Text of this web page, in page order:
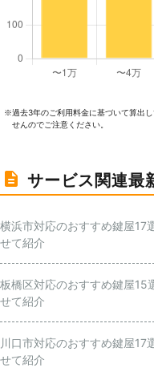
※過去3年のご利⽤料⾦に基づいて算出
せんのでご注意ください。
サービス関連最
横浜市対応のおすすめ鍵屋17
せて紹介
板橋区対応のおすすめ鍵屋15
せて紹介
川口市対応のおすすめ鍵屋17
せて紹介